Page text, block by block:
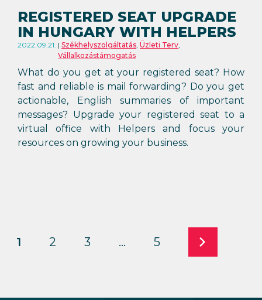
REGISTERED SEAT UPGRADE
IN HUNGARY WITH HELPERS
2022.09.21. Székhelyszolgáltatás, Üzleti Terv,
Vállalkozástámogatás
What do you get at your registered seat? How
fast and reliable is mail forwarding? Do you get
actionable, English summaries of important
messages? Upgrade your registered seat to a
virtual office with Helpers and focus your
resources on growing your business.
1 2 3 … 5